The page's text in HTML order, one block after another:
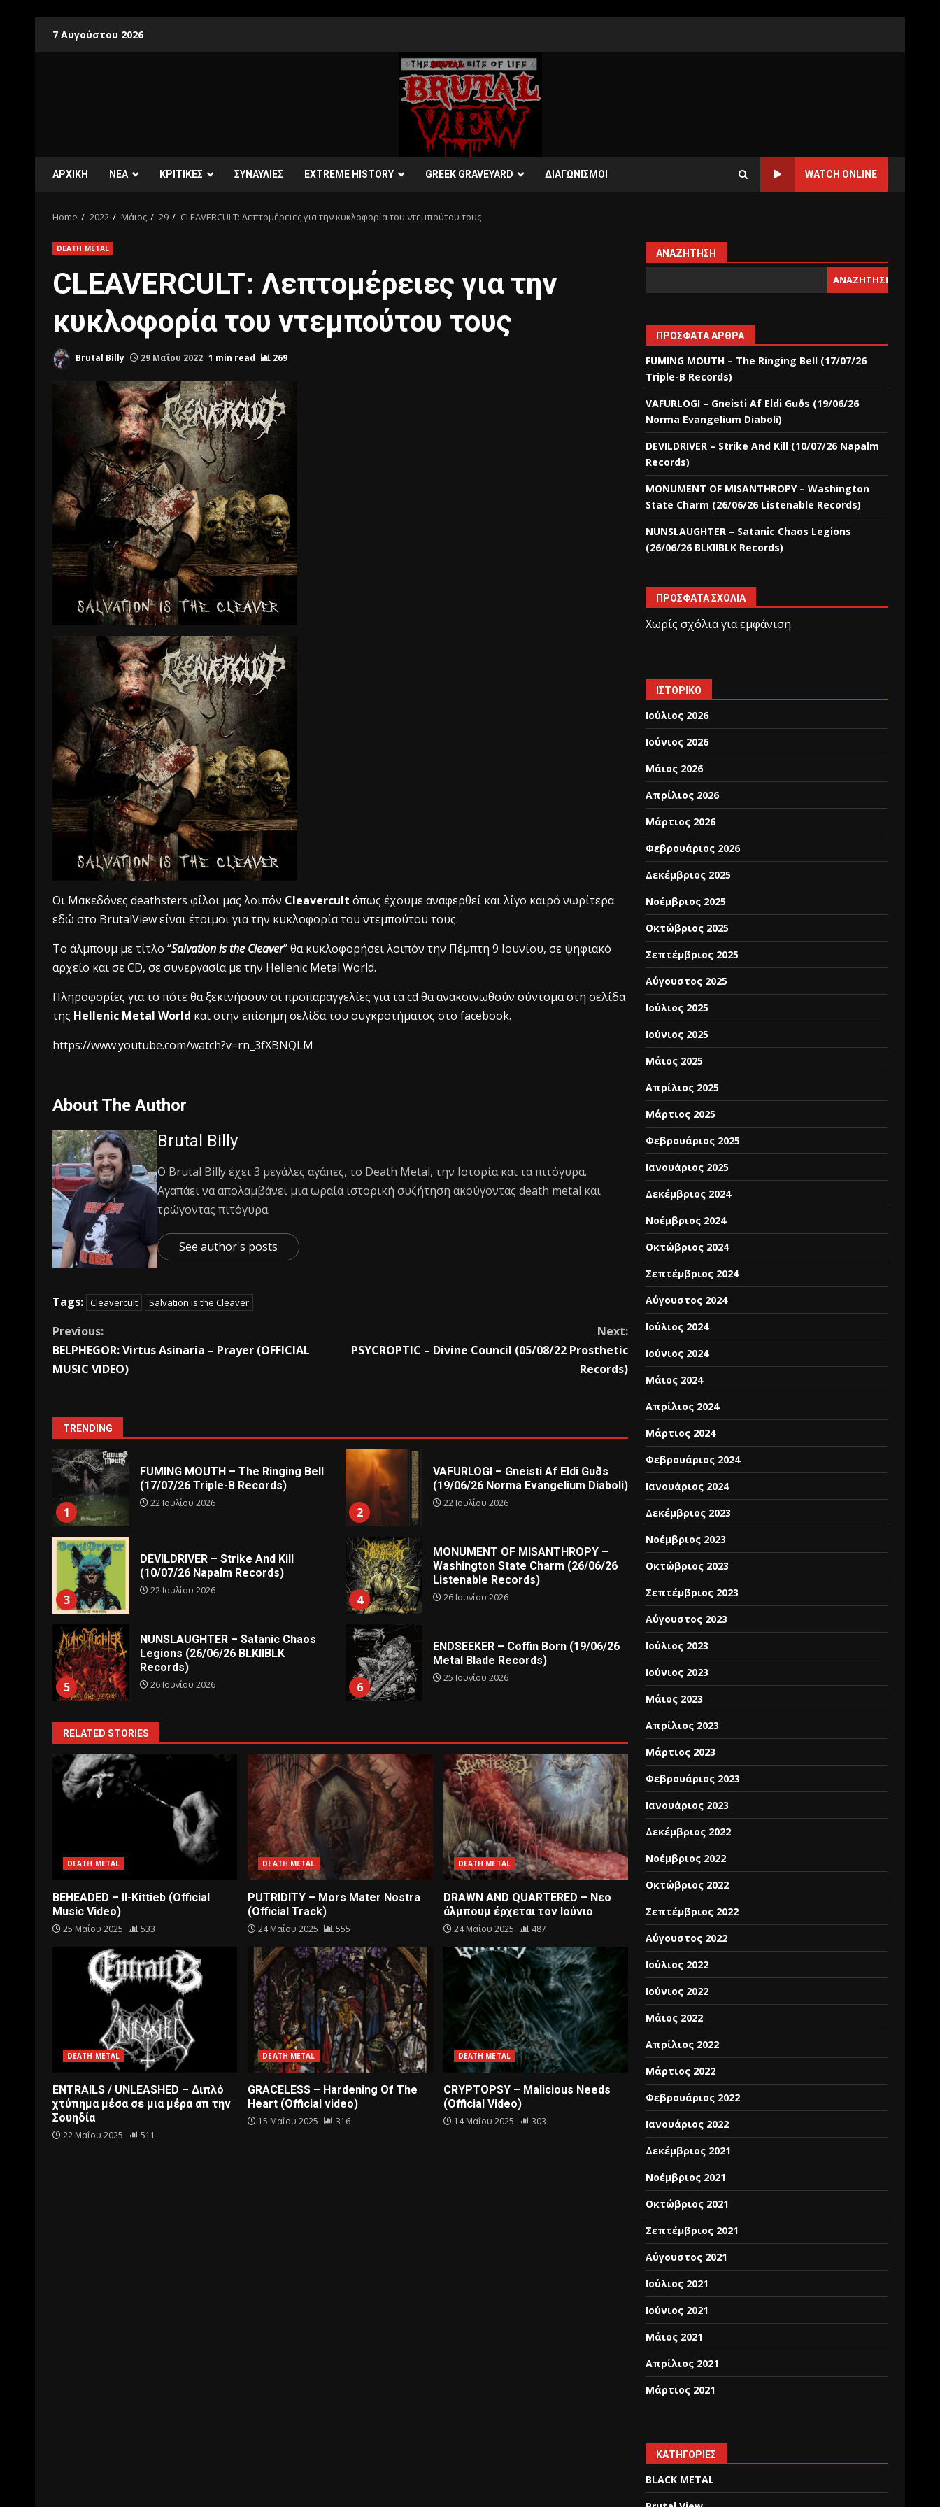
7 Αυγούστου 2026
ΑΡΧΙΚΗ ΝΕΑ ΚΡΙΤΙΚΕΣ ΣΥΝΑΥΛΙΕΣ EXTREME HISTORY GREEK GRAVEYARD ΔΙΑΓΩΝΙΣΜΟΙ WATCH ONLINE
Home 2022 Μάιος 29 CLEAVERCULT: Λεπτομέρειες για την κυκλοφορία του ντεμπούτου τους
DEATH METAL
CLEAVERCULT: Λεπτομέρειες για την
κυκλοφορία του ντεμπούτου τους
Brutal Billy 29 Μαΐου 2022 1 min read 269
Οι Μακεδόνες deathsters φίλοι μας λοιπόν Cleavercult όπως έχουμε αναφερθεί και λίγο καιρό νωρίτερα
εδώ στο BrutalView είναι έτοιμοι για την κυκλοφορία του ντεμπούτου τους.
Το άλμπουμ με τίτλο “Salvation is the Cleaver” θα κυκλοφορήσει λοιπόν την Πέμπτη 9 Ιουνίου, σε ψηφιακό
αρχείο και σε CD, σε συνεργασία με την Hellenic Metal World.
Πληροφορίες για το πότε θα ξεκινήσουν οι προπαραγγελίες για τα cd θα ανακοινωθούν σύντομα στη σελίδα
της Hellenic Metal World και στην επίσημη σελίδα του συγκροτήματος στο facebook.
https://www.youtube.com/watch?v=rn_3fXBNQLM
About The Author
Brutal Billy
Ο Βrutal Βilly έχει 3 μεγάλες αγάπες, το Death Metal, την Ιστορία και τα πιτόγυρα.
Αγαπάει να απολαμβάνει μια ωραία ιστορική συζήτηση ακούγοντας death metal και
τρώγοντας πιτόγυρα.
See author's posts
Tags: Cleavercult Salvation is the Cleaver
Previous:
BELPHEGOR: Virtus Asinaria – Prayer (OFFICIAL
MUSIC VIDEO)
Next:
PSYCROPTIC – Divine Council (05/08/22 Prosthetic
Records)
TRENDING
1
FUMING MOUTH – The Ringing Bell
(17/07/26 Triple-B Records)
22 Ιουλίου 2026
2
VAFURLOGI – Gneisti Af Eldi Guðs
(19/06/26 Norma Evangelium Diaboli)
22 Ιουλίου 2026
3
DEVILDRIVER – Strike And Kill
(10/07/26 Napalm Records)
22 Ιουλίου 2026
4
MONUMENT OF MISANTHROPY –
Washington State Charm (26/06/26
Listenable Records)
26 Ιουνίου 2026
5
NUNSLAUGHTER – Satanic Chaos
Legions (26/06/26 BLKIIBLK
Records)
26 Ιουνίου 2026 6
ENDSEEKER – Coffin Born (19/06/26
Metal Blade Records)
25 Ιουνίου 2026
RELATED STORIES
DEATH METAL
BEHEADED – Il-Kittieb (Official
Music Video)
25 Μαΐου 2025 533
DEATH METAL
PUTRIDITY – Mors Mater Nostra
(Official Track)
24 Μαΐου 2025 555
DEATH METAL
DRAWN AND QUARTERED – Nεο
άλμπουμ έρχεται τον Ιούνιο
24 Μαΐου 2025 487
DEATH METAL
ENTRAILS / UNLEASHED – Διπλό
χτύπημα μέσα σε μια μέρα απ την
Σουηδία
22 Μαΐου 2025 511
DEATH METAL
GRACELESS – Hardening Of The
Heart (Official video)
15 Μαΐου 2025 316
DEATH METAL
CRYPTOPSY – Malicious Needs
(Official Video)
14 Μαΐου 2025 303
ΑΝΑΖΉΤΗΣΗ
ΑΝΑΖΉΤΗΣΗ
ΠΡΌΣΦΑΤΑ ΆΡΘΡΑ
FUMING MOUTH – The Ringing Bell (17/07/26
Triple-B Records)
VAFURLOGI – Gneisti Af Eldi Guðs (19/06/26
Norma Evangelium Diaboli)
DEVILDRIVER – Strike And Kill (10/07/26 Napalm
Records)
MONUMENT OF MISANTHROPY – Washington
State Charm (26/06/26 Listenable Records)
NUNSLAUGHTER – Satanic Chaos Legions
(26/06/26 BLKIIBLK Records)
ΠΡΌΣΦΑΤΑ ΣΧΌΛΙΑ
Χωρίς σχόλια για εμφάνιση.
ΙΣΤΟΡΙΚΌ
Ιούλιος 2026
Ιούνιος 2026
Μάιος 2026
Απρίλιος 2026
Μάρτιος 2026
Φεβρουάριος 2026
Δεκέμβριος 2025
Νοέμβριος 2025
Οκτώβριος 2025
Σεπτέμβριος 2025
Αύγουστος 2025
Ιούλιος 2025
Ιούνιος 2025
Μάιος 2025
Απρίλιος 2025
Μάρτιος 2025
Φεβρουάριος 2025
Ιανουάριος 2025
Δεκέμβριος 2024
Νοέμβριος 2024
Οκτώβριος 2024
Σεπτέμβριος 2024
Αύγουστος 2024
Ιούλιος 2024
Ιούνιος 2024
Μάιος 2024
Απρίλιος 2024
Μάρτιος 2024
Φεβρουάριος 2024
Ιανουάριος 2024
Δεκέμβριος 2023
Νοέμβριος 2023
Οκτώβριος 2023
Σεπτέμβριος 2023
Αύγουστος 2023
Ιούλιος 2023
Ιούνιος 2023
Μάιος 2023
Απρίλιος 2023
Μάρτιος 2023
Φεβρουάριος 2023
Ιανουάριος 2023
Δεκέμβριος 2022
Νοέμβριος 2022
Οκτώβριος 2022
Σεπτέμβριος 2022
Αύγουστος 2022
Ιούλιος 2022
Ιούνιος 2022
Μάιος 2022
Απρίλιος 2022
Μάρτιος 2022
Φεβρουάριος 2022
Ιανουάριος 2022
Δεκέμβριος 2021
Νοέμβριος 2021
Οκτώβριος 2021
Σεπτέμβριος 2021
Αύγουστος 2021
Ιούλιος 2021
Ιούνιος 2021
Μάιος 2021
Απρίλιος 2021
Μάρτιος 2021
KΑΤΗΓΟΡΊΕΣ
BLACK METAL